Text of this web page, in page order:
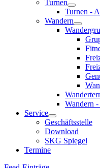
Turnen
Turnen -
Wandern
Wandern
Service
Geschäftsstelle
Download
SKG Spiegel
Termine